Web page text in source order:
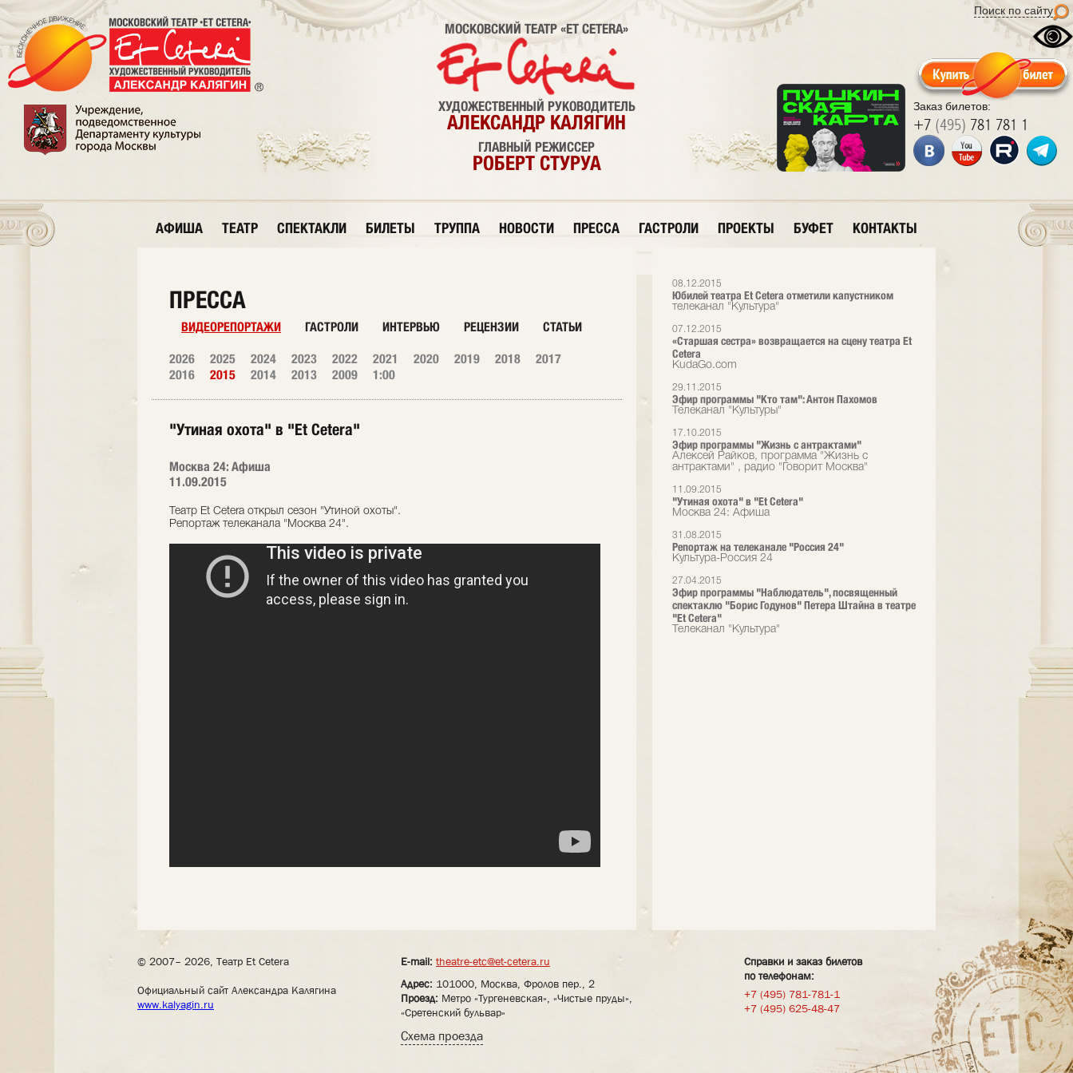
Поиск по сайту
Заказ билетов:
+7 (495) 781 781 1
МОСКОВСКИЙ ТЕАТР «ET CETERA»
ХУДОЖЕСТВЕННЫЙ РУКОВОДИТЕЛЬ
АЛЕКСАНДР КАЛЯГИН
ГЛАВНЫЙ РЕЖИССЕР
РОБЕРТ СТУРУА
АФИША ТЕАТР СПЕКТАКЛИ БИЛЕТЫ ТРУППА НОВОСТИ ПРЕССА ГАСТРОЛИ ПРОЕКТЫ БУФЕТ КОНТАКТЫ
08.12.2015
Юбилей театра Et Cetera отметили капустником
телеканал "Культура"
07.12.2015
«Старшая сестра» возвращается на сцену театра Et
Cetera
KudaGo.com
29.11.2015
Эфир программы "Кто там": Антон Пахомов
Телеканал "Культуры"
17.10.2015
Эфир программы "Жизнь с антрактами"
Алексей Райков, программа "Жизнь с
антрактами" , радио "Говорит Москва"
11.09.2015
"Утиная охота" в "Et Cetera"
Москва 24: Афиша
31.08.2015
Репортаж на телеканале "Россия 24"
Культура-Россия 24
27.04.2015
Эфир программы "Наблюдатель", посвященный
спектаклю "Борис Годунов" Петера Штайна в театре
"Et Cetera"
Телеканал "Культура"
ПРЕССА
ВИДЕОРЕПОРТАЖИ ГАСТРОЛИ ИНТЕРВЬЮ РЕЦЕНЗИИ СТАТЬИ
2026 2025 2024 2023 2022 2021 2020 2019 2018
2017
2016
2015 2014 2013 2009 1:00
"Утиная охота" в "Et Cetera"
Москва 24: Афиша
11.09.2015
Театр Et Cetera открыл сезон "Утиной охоты".
Репортаж телеканала "Москва 24".
© 2007– 2026, Театр Et Cetera
Официальный сайт Александра Калягина
www.kalyagin.ru
E-mail: theatre-etc@et-cetera.ru
Адрес: 101000, Москва, Фролов пер., 2
Проезд: Метро «Тургеневская», «Чистые пруды»,
«Сретенский бульвар»
Схема проезда
Справки и заказ билетов
по телефонам:
+7 (495) 781-781-1
+7 (495) 625-48-47